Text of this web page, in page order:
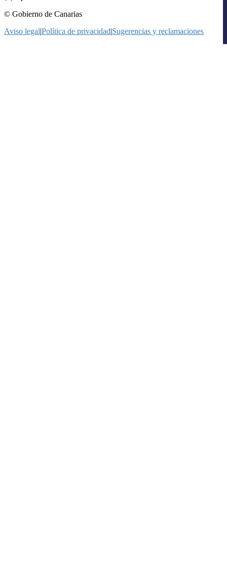
© Gobierno de Canarias
Aviso legal|Política de privacidad|Sugerencias y reclamaciones